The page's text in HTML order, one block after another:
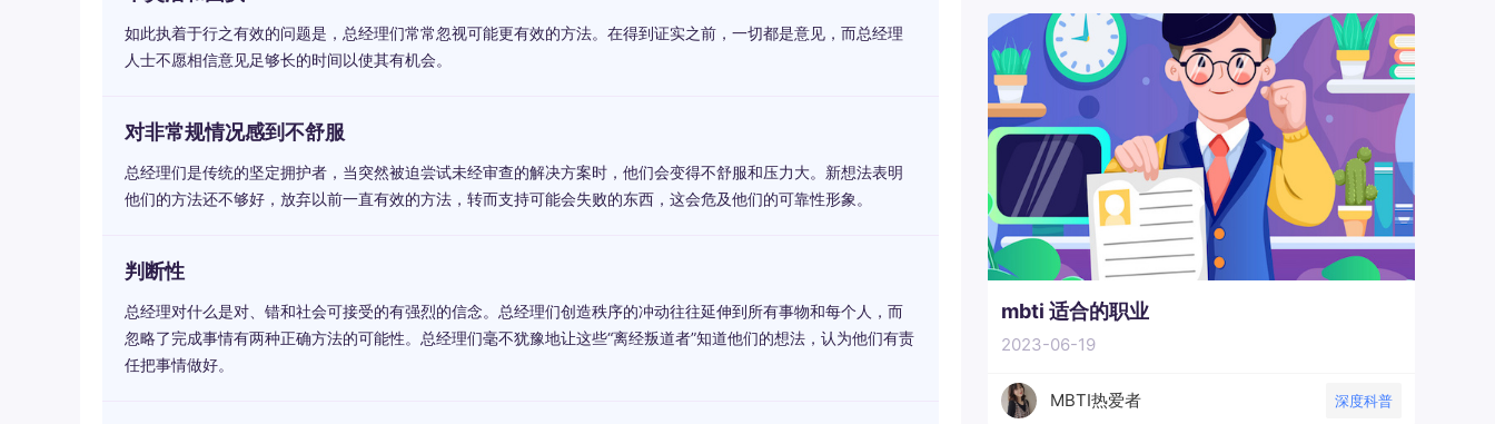
如此执着于行之有效的问题是，总经理们常常忽视可能更有效的方法。在得到证实之前，一切都是意见，而总经理
人士不愿相信意见足够长的时间以使其有机会。
对非常规情况感到不舒服
总经理们是传统的坚定拥护者，当突然被迫尝试未经审查的解决方案时，他们会变得不舒服和压力大。新想法表明
他们的方法还不够好，放弃以前一直有效的方法，转而支持可能会失败的东西，这会危及他们的可靠性形象。
判断性
总经理对什么是对、错和社会可接受的有强烈的信念。总经理们创造秩序的冲动往往延伸到所有事物和每个人，而
忽略了完成事情有两种正确方法的可能性。总经理们毫不犹豫地让这些“离经叛道者”知道他们的想法，认为他们有责
任把事情做好。
mbti 适合的职业
2023-06-19
MBTI热爱者 深度科普